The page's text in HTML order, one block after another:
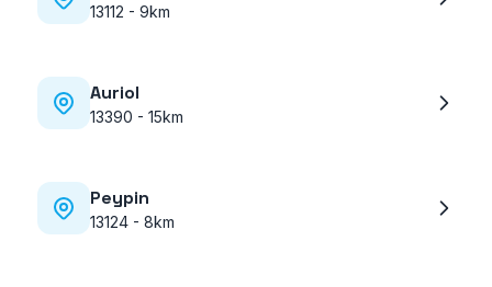
13112 - 9km
Auriol
13390 - 15km
Peypin
13124- 8km